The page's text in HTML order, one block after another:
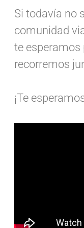
Si todavía no
comunidad
te esperamos
recorremos
¡Te